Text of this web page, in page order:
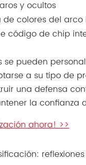
y ocultos
de colores del arco
código de chip
se pueden
a su tipo de
una defensa
la confianza
ahora! >>